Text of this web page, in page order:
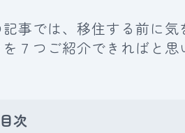
記事では、移住する前に
を７つご紹介できればと思
目次